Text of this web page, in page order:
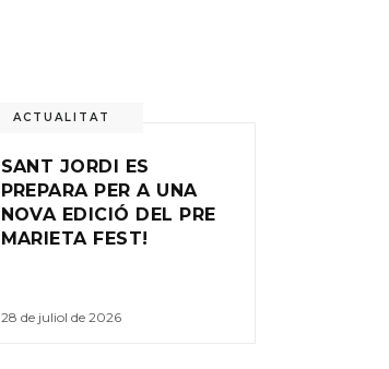
ACTUALITAT
SANT JORDI ES
PREPARA PER A UNA
NOVA EDICIÓ DEL PRE
MARIETA FEST!
28 de juliol de 2026